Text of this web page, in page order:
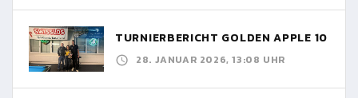
TURNIERBERICHT GOLDEN APPLE 10
28. JANUAR 2026, 13:08 UHR